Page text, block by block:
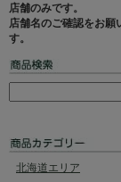
店舗のみです。
店舗名のご確認をお願
す。
北海道エリア